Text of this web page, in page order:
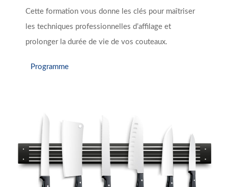
Cette formation vous donne les clés pour maîtriser
les techniques professionnelles d’affilage et
prolonger la durée de vie de vos couteaux.
Programme